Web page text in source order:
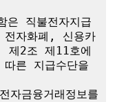
직불전자지급
자화폐, 신용카
제2조 제11호에
른 지급수단을
금융거래정보를